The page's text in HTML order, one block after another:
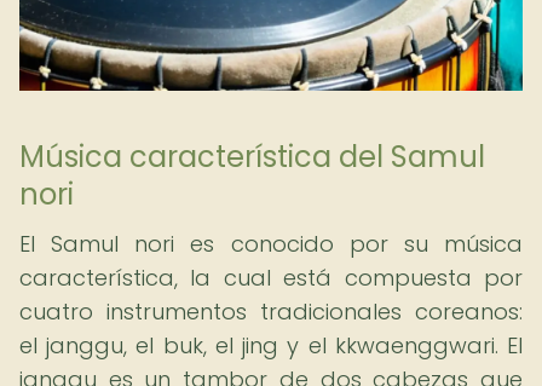
Música característica del Samul
nori
El Samul nori es conocido por su música
característica, la cual está compuesta por
cuatro instrumentos tradicionales coreanos:
el janggu, el buk, el jing y el kkwaenggwari. El
janggu es un tambor de dos cabezas que